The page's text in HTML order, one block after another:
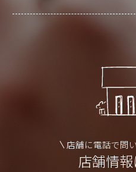
店舗に電話で問
店舗情